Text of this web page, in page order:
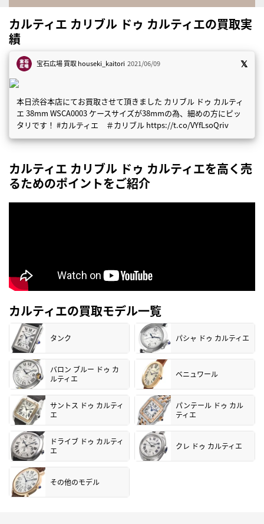
カルティエ カリブル ドゥ カルティエの買取実
績
宝石広場 買取houseki_kaitori 2021/06/09
本日渋谷本店にてお買取させて頂きました カリブル ドゥ カルティ
エ 38mm WSCA0003 ケースサイズが38mmの為、細めの方にピッ
タリです！ #カルティエ ＃カリブル https://t.co/VYfLsoQriv
カルティエ カリブル ドゥ カルティエを高く売
るためのポイントをご紹介
カルティエの買取モデル一覧
タンク パシャ ドゥ カルティエ
バロン ブルー ドゥ カ
ルティエ
ベニュワール
サントス ドゥ カルティ
エ
パンテール ドゥ カル
ティエ
ドライブ ドゥ カルティ
エ
クレ ドゥ カルティエ
その他のモデル